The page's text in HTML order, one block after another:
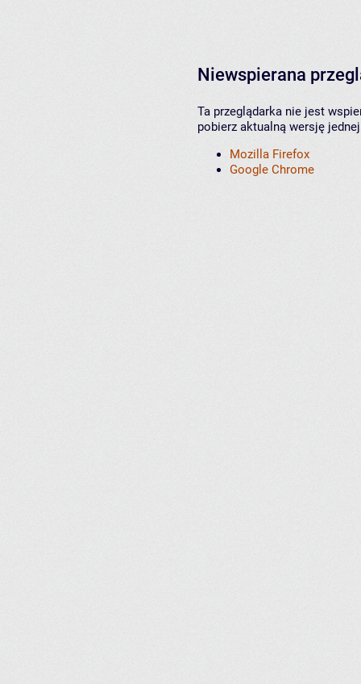
Niewspierana
Ta przeglądarka nie jest
pobierz aktualną wersję
Mozilla Firefox
Google Chrome